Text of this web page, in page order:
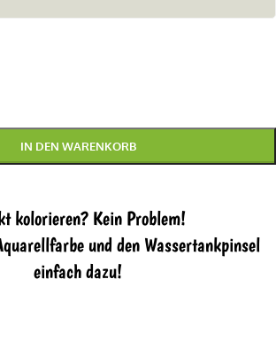
IN DEN WARENKORB
kolorieren? Kein Problem!
und den Wassertankpinsel
einfach dazu!